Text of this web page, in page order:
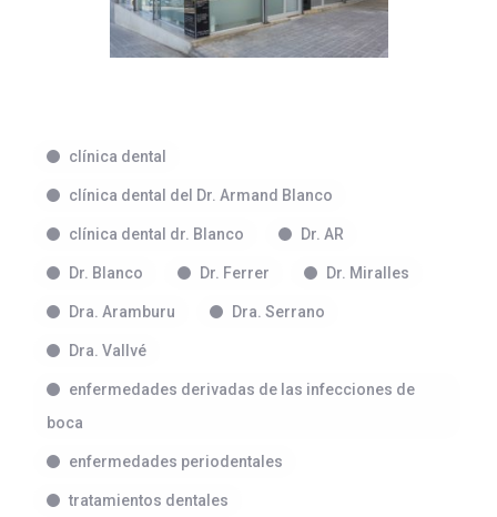
clínica dental
clínica dental del Dr. Armand Blanco
clínica dental dr. Blanco Dr. AR
Dr. Blanco Dr. Ferrer Dr. Miralles
Dra. Aramburu Dra. Serrano
Dra. Vallvé
enfermedades derivadas de las infecciones de
boca
enfermedades periodentales
tratamientos dentales